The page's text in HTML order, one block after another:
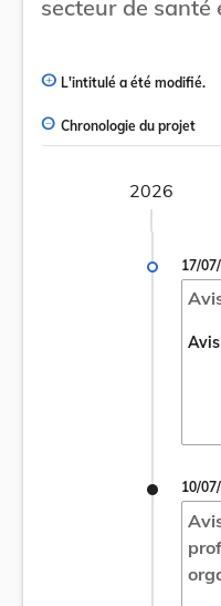
secteur de santé
L'intitulé a été modifié.
Chronologie du projet
2026
17/
10/